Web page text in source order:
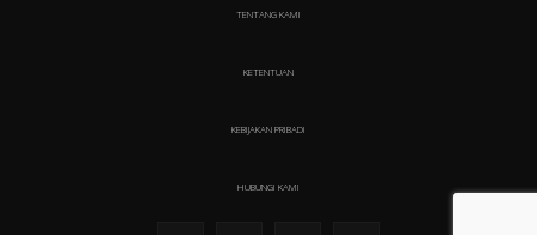
TENTANG KAMI
KETENTUAN
KEBIJAKAN PRIBADI
HUBUNGI KAMI